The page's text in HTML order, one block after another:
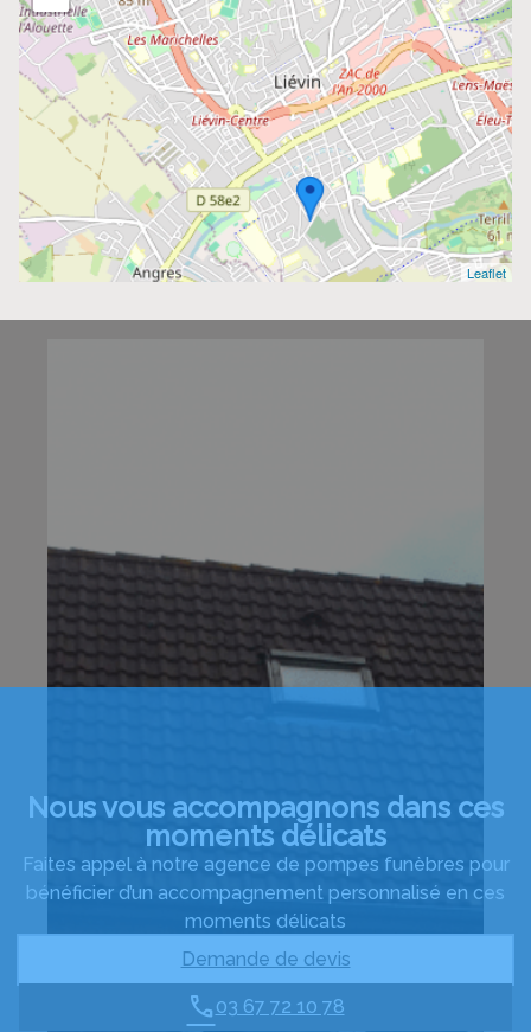
Leaflet
Nous vous accompagnons dans ces
moments délicats
Faites appel à notre agence de pompes funèbres pour
bénéficier d’un accompagnement personnalisé en ces
moments délicats
Demande de devis
03 67 72 10 78